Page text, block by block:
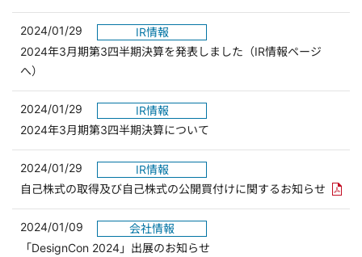
2024/01/29
IR情報
2024年3月期第3四半期決算を発表しました（IR情報ページ
へ）
2024/01/29
IR情報
2024年3月期第3四半期決算について
2024/01/29
IR情報
自己株式の取得及び自己株式の公開買付けに関するお知らせ PDF
2024/01/09
会社情報
「DesignCon 2024」出展のお知らせ